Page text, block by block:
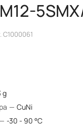
C1000061
g
— CuNi
— -30 - 90 °C